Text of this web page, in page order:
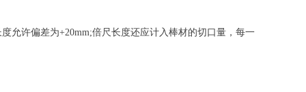
允许偏差为+20mm;倍尺长度还应计入棒材的切口量，每一